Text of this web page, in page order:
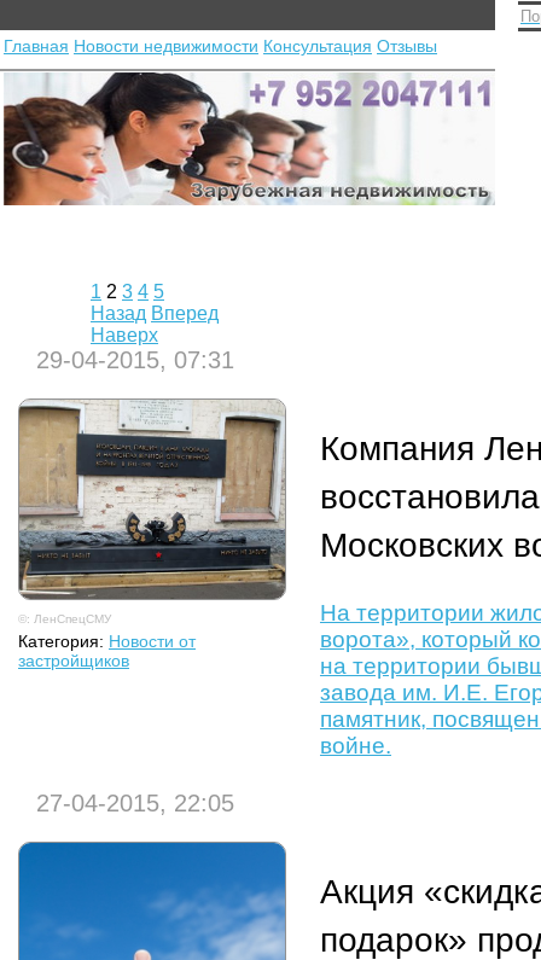
Главная Новости недвижимости Консультация Отзывы
1 2 3 4 5
Назад Вперед
Наверх
29-04-2015, 07:31
©: ЛенСпецСМУ
Категория: Новости от
застройщиков
Компания
Московских
На территории
ворота», который
на территории
завода им. И.Е.
памятник,
войне.
27-04-2015, 22:05
Акция
подарок»